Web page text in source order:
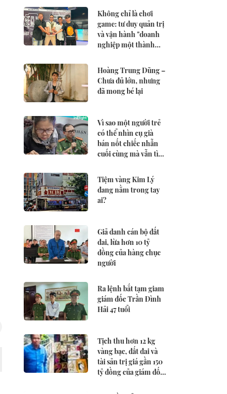
Không chỉ là chơi
game: tư duy quản trị
và vận hành "doanh
nghiệp một thành
Hoàng Trung Dũng –
Chưa đủ lớn, nhưng
đã mong bé lại
Vì sao một người trẻ
có thể nhìn cụ già
bán nốt chiếc nhẫn
cuối cùng mà vẫn tìm
đồng?
Tiệm vàng Kim Lý
đang nằm trong tay
ai?
Giả danh cán bộ đất
đai, lừa hơn 10 tỷ
đồng của hàng chục
người
Ra lệnh bắt tạm giam
giám đốc Trần Đình
Hải 47 tuổi
Tịch thu hơn 12 kg
vàng bạc, đất đai và
tài sản trị giá gần 150
tỷ đồng của giám đốc